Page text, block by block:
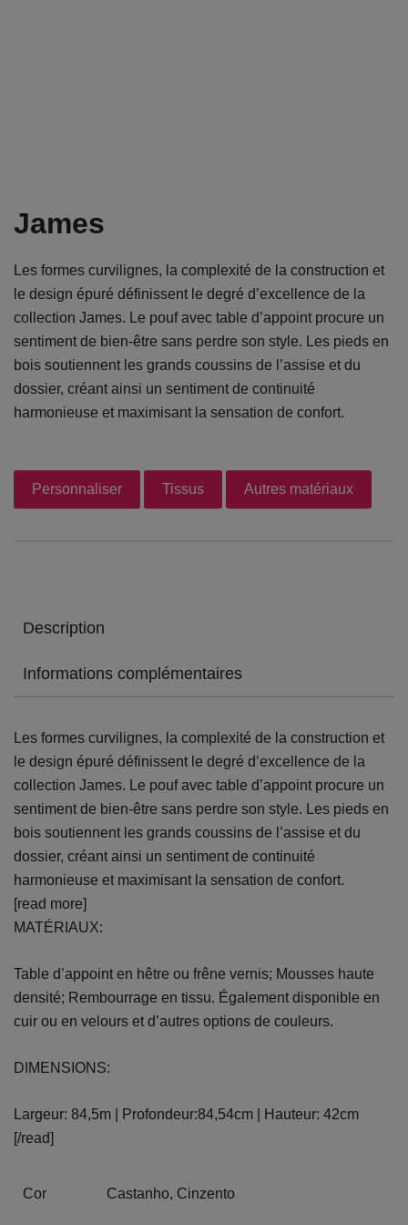
James
Les formes curvilignes, la complexité de la construction et
le design épuré définissent le degré d’excellence de la
collection James. Le pouf avec table d’appoint procure un
sentiment de bien-être sans perdre son style. Les pieds en
bois soutiennent les grands coussins de l’assise et du
dossier, créant ainsi un sentiment de continuité
harmonieuse et maximisant la sensation de confort.
Personnaliser Tissus Autres matériaux
Description
Informations complémentaires
Les formes curvilignes, la complexité de la construction et
le design épuré définissent le degré d’excellence de la
collection James. Le pouf avec table d’appoint procure un
sentiment de bien-être sans perdre son style. Les pieds en
bois soutiennent les grands coussins de l’assise et du
dossier, créant ainsi un sentiment de continuité
harmonieuse et maximisant la sensation de confort.
[read more]
MATÉRIAUX:
Table d’appoint en hêtre ou frêne vernis; Mousses haute
densité; Rembourrage en tissu. Également disponible en
cuir ou en velours et d’autres options de couleurs.
DIMENSIONS:
Largeur: 84,5m | Profondeur:84,54cm | Hauteur: 42cm
[/read]
Cor Castanho, Cinzento